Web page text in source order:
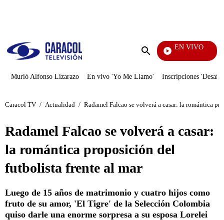
Enviar
EN VIVO
Día A
Murió Alfonso Lizarazo En vivo 'Yo Me Llamo' Inscripciones
Caracol TV / Actualidad / Radamel Falcao se volverá a casar: la romántica
Radamel Falcao se volverá a casar:
la romántica proposición del
futbolista frente al mar
Luego de 15 años de matrimonio y cuatro hijos como
fruto de su amor, 'El Tigre' de la Selección Colombia
quiso darle una enorme sorpresa a su esposa Lorelei